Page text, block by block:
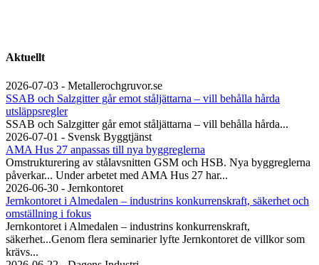
Aktuellt
2026-07-03 - Metallerochgruvor.se
SSAB och Salzgitter går emot ståljättarna – vill behålla hårda
utsläppsregler
SSAB och Salzgitter går emot ståljättarna – vill behålla hårda...
2026-07-01 - Svensk Byggtjänst
AMA Hus 27 anpassas till nya byggreglerna
Omstrukturering av stålavsnitten GSM och HSB. Nya byggreglerna
påverkar... Under arbetet med AMA Hus 27 har...
2026-06-30 - Jernkontoret
Jernkontoret i Almedalen – industrins konkurrenskraft, säkerhet och
omställning i fokus
Jernkontoret i Almedalen – industrins konkurrenskraft,
säkerhet...Genom flera seminarier lyfte Jernkontoret de villkor som
krävs...